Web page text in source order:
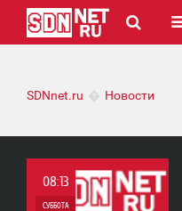
SDNnet.ru Новости
08:13
СУББОТА